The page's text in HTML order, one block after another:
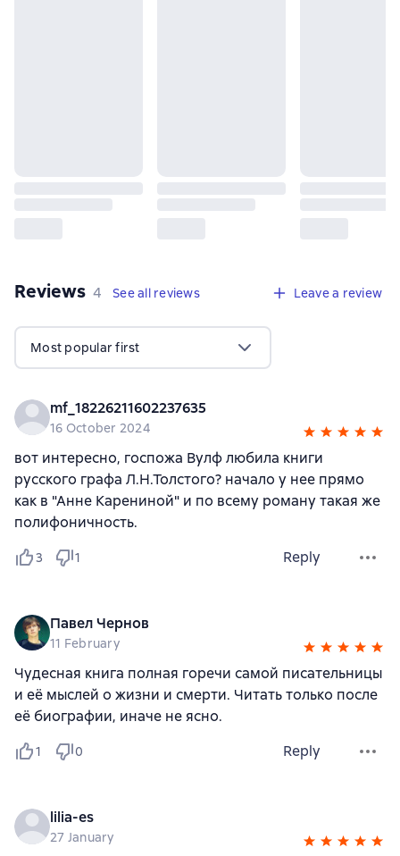
Reviews 4 reviews
4 See all reviews Leave a review
Most popular first
mf_18226211602237635
16 October 2024
вот интересно, госпожа Вулф любила книги
русского графа Л.Н.Толстого? начало у нее прямо
как в "Анне Карениной" и по всему роману такая же
полифоничность.
3 1 Reply
Павел Чернов
11 February
Чудесная книга полная горечи самой писательницы
и её мыслей о жизни и смерти. Читать только после
её биографии, иначе не ясно.
1 0 Reply
lilia-es
27 January